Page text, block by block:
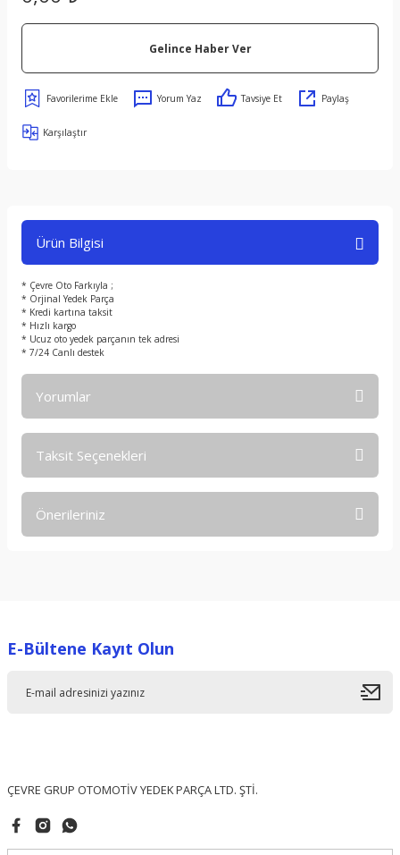
Gelince Haber Ver
Yorum Yaz Tavsiye Et Paylaş
Karşılaştır
Ürün Bilgisi
* Çevre Oto Farkıyla ;
* Orjinal Yedek Parça
* Kredi kartına taksit
* Hızlı kargo
* Ucuz oto yedek parçanın tek adresi
* 7/24 Canlı destek
Yorumlar
Taksit Seçenekleri
Önerileriniz
Ürün resmi kalitesiz, bozuk veya görüntülenemiyor.
E-Bültene Kayıt Olun
ÇEVRE GRUP OTOMOTİV YEDEK PARÇA LTD. ŞTİ.